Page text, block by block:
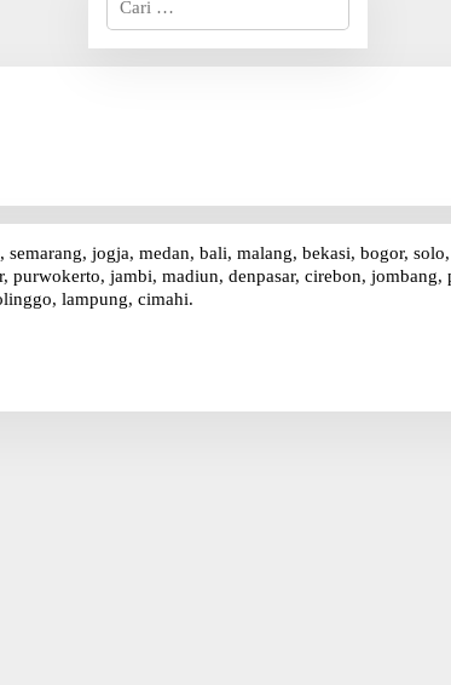
:
jogja, medan, bali, malang, bekasi, bogor,
purwokerto, jambi, madiun, denpasar, cirebon,
lampung, cimahi.